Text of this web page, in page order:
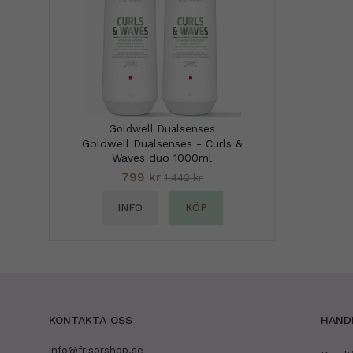
Goldwell Dualsenses
Goldwell Dualsenses - Curls &
Waves duo 1000ml
799 kr 1 442 kr
INFO KÖP
KONTAKTA OSS
info@frisorshop.se